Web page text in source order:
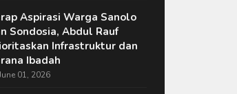
Aspirasi Warga Sanolo
Sondosia, Abdul Rauf
Infrastruktur dan
Ibadah
01, 2026